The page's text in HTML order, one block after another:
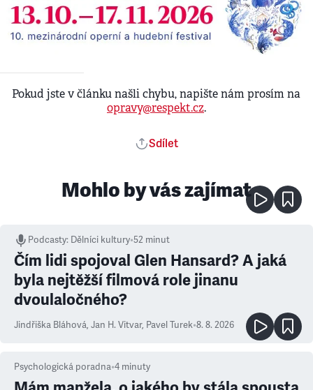
Pokud jste v článku našli chybu, napište nám prosím na
opravy@respekt.cz.
Sdílet
Mohlo by vás zajímat
Podcasty: Dělníci kultury•52 minut
Čím lidi spojoval Glen Hansard? A jaká
byla nejtěžší filmová role jinanu
dvoulaločného?
Jindřiška Bláhová, Jan H. Vitvar, Pavel Turek•8. 8. 2026
Psychologická poradna•4 minuty